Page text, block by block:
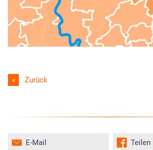
Zurück
Teilen
E-Mail